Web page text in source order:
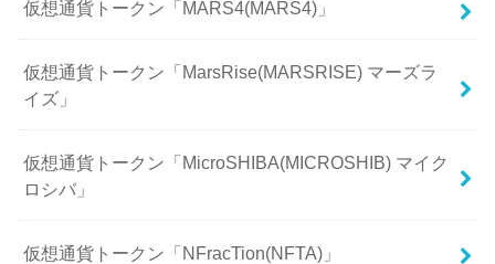
仮想通貨トークン「MARS4(MARS4)」
仮想通貨トークン「MarsRise(MARSRISE) マーズラ
イズ」
仮想通貨トークン「MicroSHIBA(MICROSHIB) マイク
ロシバ」
仮想通貨トークン「NFracTion(NFTA)」